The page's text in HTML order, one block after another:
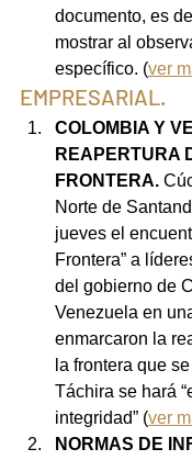
documento, es
mostrar al
específico. (ver
EMPRESARIAL.
COLOMBIA Y
REAPERTURA
FRONTERA.
Norte de
jueves el
Frontera” a
del gobierno de
Venezuela en
enmarcaron la
la frontera que
Táchira se hará
integridad” (ver
NORMAS DE